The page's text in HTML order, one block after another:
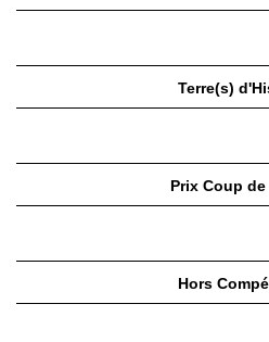
Terre(s)
Prix Coup
Hors